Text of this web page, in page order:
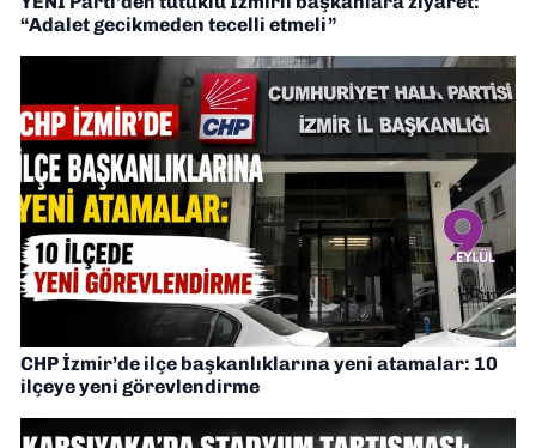
“Adalet gecikmeden tecelli etmeli”
CHP İzmir’de ilçe başkanlıklarına yeni atamalar: 10
ilçeye yeni görevlendirme